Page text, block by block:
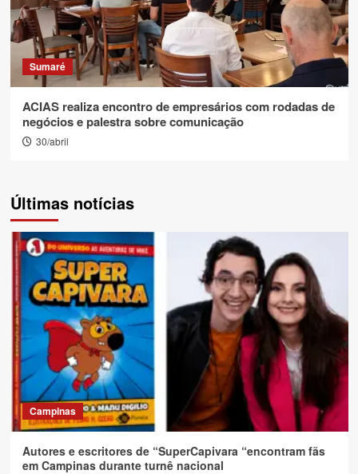
Sumaré
ACIAS realiza encontro de empresários com rodadas de
negócios e palestra sobre comunicação
30/abril
Últimas notícias
Campinas
Autores e escritores de “SuperCapivara “encontram fãs
em Campinas durante turnê nacional